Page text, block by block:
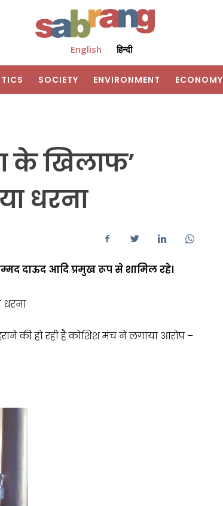
English हिन्दी
SOCIETY ENVIRONMENT ECONOMY
के खिलाफ’
धरना
दाऊद आदि प्रमुख रूप से शामिल रहे।
धरना
की हो रही है कोशिश मंच ने लगाया आरोप –